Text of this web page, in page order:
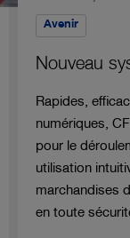
Avenir
Nouveau
Rapides,
numériques,
pour le
utilisation
marchandises
en toute